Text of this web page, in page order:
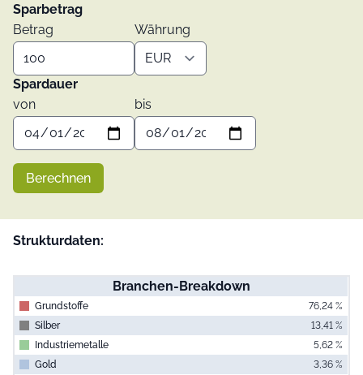
Sparbetrag
Betrag
Währung
Spardauer
von
bis
Berechnen
Strukturdaten:
Branchen-Breakdown
Grundstoffe
76,24 %
Silber
13,41 %
Industriemetalle
5,62 %
Gold
3,36 %